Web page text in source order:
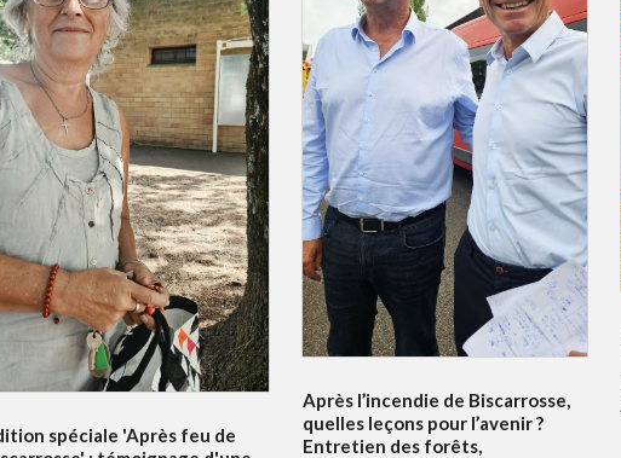
spéciale 'Après feu de
Après l’incendie de Biscarrosse,
quelles leçons pour l’avenir ?
Entretien des forêts,